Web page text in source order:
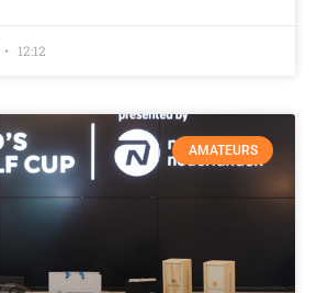
12:12
AMATEURS